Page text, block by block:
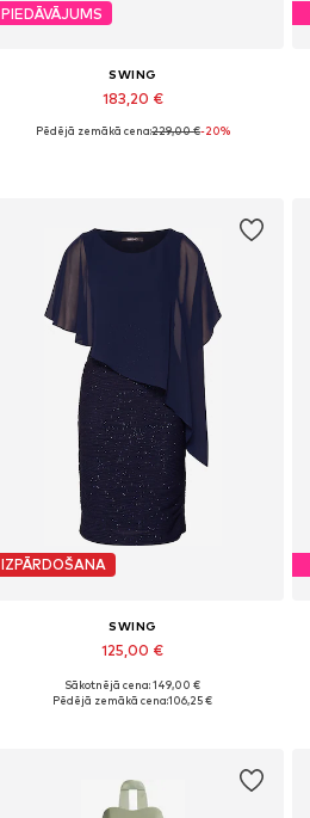
PIEDĀVĀJUMS
SWING
183,20 €
Pieejamie izmēri: 34, 36, 38, 40, 44
Pēdējā zemākā cena:229,00 €-20%
IZPĀRDOŠANA
SWING
125,00 €
Pieejamie izmēri: 36, 38, 40, 42, 44
Sākotnējā cena: 149,00 €
Pēdējā zemākā cena:106,25 €